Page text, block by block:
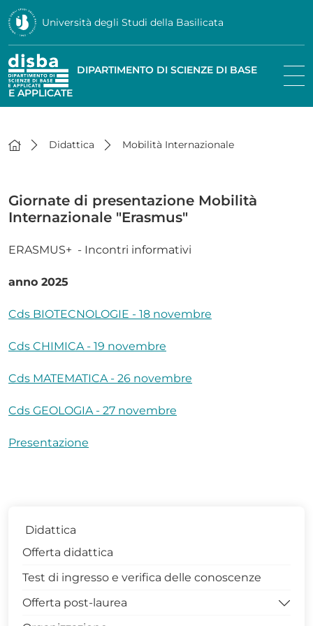
Università degli Studi della Basilicata
DIPARTIMENTO DI SCIENZE DI BASE
E APPLICATE
Didattica Mobilità Internazionale
Giornate di presentazione Mobilità
Internazionale "Erasmus"
ERASMUS+ - Incontri informativi
anno 2025
Cds BIOTECNOLOGIE - 18 novembre
Cds CHIMICA - 19 novembre
Cds MATEMATICA - 26 novembre
Cds GEOLOGIA - 27 novembre
Presentazione
Didattica
Offerta didattica
Test di ingresso e verifica delle conoscenze
Offerta post-laurea